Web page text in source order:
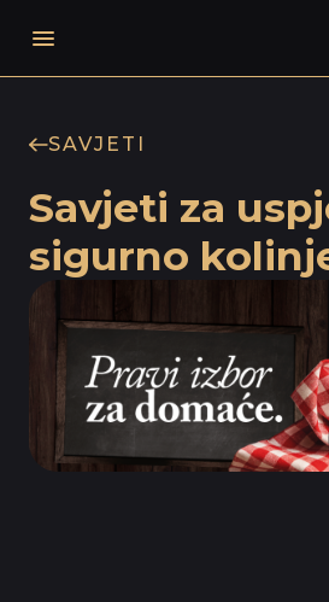
SAVJETI
Savjeti za
sigurno